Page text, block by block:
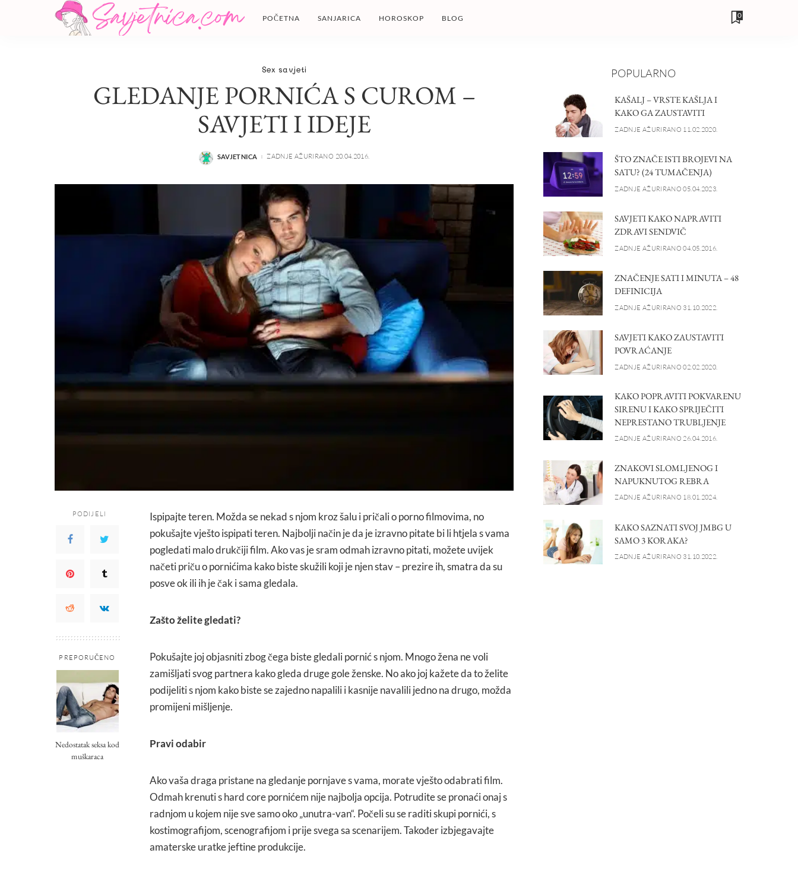
POČETNA SANJARICA HOROSKOP BLOG 0
Sex savjeti
GLEDANJE PORNIĆA S CUROM –
SAVJETI I IDEJE
POSTED
SAVJETNICA ZADNJE AŽURIRANO 20.04.2016.
PODIJELI
PREPORUČENO
Nedostatak seksa kod
muškaraca
Ispipajte teren. Možda se nekad s njom kroz šalu i pričali o porno filmovima, no
pokušajte vješto ispipati teren. Najbolji način je da je izravno pitate bi li htjela s vama
pogledati malo drukčiji film. Ako vas je sram odmah izravno pitati, možete uvijek
načeti priču o pornićima kako biste skužili koji je njen stav – prezire ih, smatra da su
posve ok ili ih je čak i sama gledala.
Zašto želite gledati?
Pokušajte joj objasniti zbog čega biste gledali pornić s njom. Mnogo žena ne voli
zamišljati svog partnera kako gleda druge gole ženske. No ako joj kažete da to želite
podijeliti s njom kako biste se zajedno napalili i kasnije navalili jedno na drugo, možda
promijeni mišljenje.
Pravi odabir
Ako vaša draga pristane na gledanje pornjave s vama, morate vješto odabrati film.
Odmah krenuti s hard core pornićem nije najbolja opcija. Potrudite se pronaći onaj s
radnjom u kojem nije sve samo oko „unutra-van“. Počeli su se raditi skupi pornići, s
kostimografijom, scenografijom i prije svega sa scenarijem. Također izbjegavajte
amaterske uratke jeftine produkcije.
POPULARNO
KAŠALJ – VRSTE KAŠLJA I
KAKO GA ZAUSTAVITI
ZADNJE AŽURIRANO 11.02.2020.
ŠTO ZNAČE ISTI BROJEVI NA
SATU? (24 TUMAČENJA)
ZADNJE AŽURIRANO 05.04.2023.
SAVJETI KAKO NAPRAVITI
ZDRAVI SENDVIČ
ZADNJE AŽURIRANO 04.05.2016.
ZNAČENJE SATI I MINUTA – 48
DEFINICIJA
ZADNJE AŽURIRANO 31.10.2022.
SAVJETI KAKO ZAUSTAVITI
POVRAĆANJE
ZADNJE AŽURIRANO 02.02.2020.
KAKO POPRAVITI POKVARENU
SIRENU I KAKO SPRIJEČITI
NEPRESTANO TRUBLJENJE
ZADNJE AŽURIRANO 26.04.2016.
ZNAKOVI SLOMLJENOG I
NAPUKNUTOG REBRA
ZADNJE AŽURIRANO 18.01.2024.
KAKO SAZNATI SVOJ JMBG U
SAMO 3 KORAKA?
ZADNJE AŽURIRANO 31.10.2022.